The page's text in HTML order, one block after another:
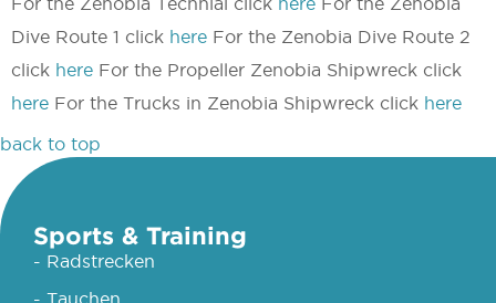
Dive Route 1 click here For the Zenobia Dive Route 2
click here For the Propeller Zenobia Shipwreck click
here For the Trucks in Zenobia Shipwreck click here
back to top
Sports & Training
- Radstrecken
- Tauchen